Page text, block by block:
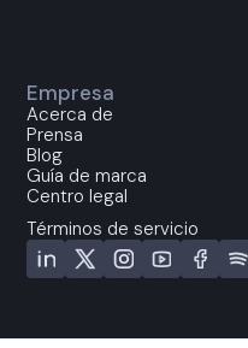
Empresa
Acerca de
Prensa
Blog
Guía de marca
Centro legal
Términos de servicio